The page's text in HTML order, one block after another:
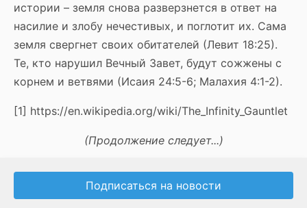
истории – земля снова разверзнется в ответ на
насилие и злобу нечестивых, и поглотит их. Сама
земля свергнет своих обитателей (Левит 18:25).
Те, кто нарушил Вечный Завет, будут сожжены с
корнем и ветвями (Исаия 24:5-6; Малахия 4:1-2).
[1] https://en.wikipedia.org/wiki/The_Infinity_Gauntlet
(Продолжение следует...)
Подписаться на новости